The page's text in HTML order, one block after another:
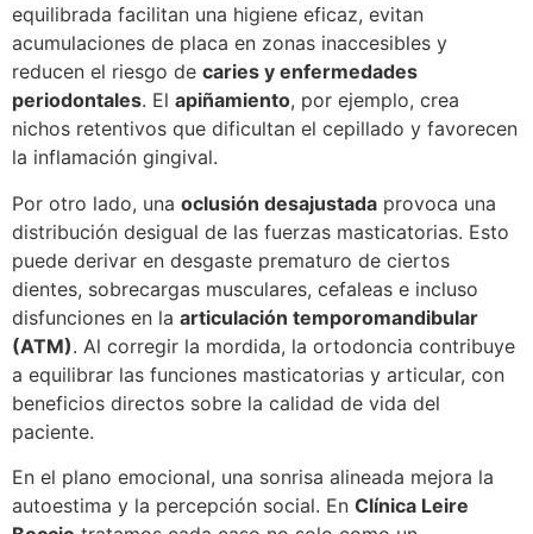
equilibrada facilitan una higiene eficaz, evitan
acumulaciones de placa en zonas inaccesibles y
reducen el riesgo de caries y enfermedades
periodontales. El apiñamiento, por ejemplo, crea
nichos retentivos que dificultan el cepillado y favorecen
la inflamación gingival.
Por otro lado, una oclusión desajustada provoca una
distribución desigual de las fuerzas masticatorias. Esto
puede derivar en desgaste prematuro de ciertos
dientes, sobrecargas musculares, cefaleas e incluso
disfunciones en la articulación temporomandibular
(ATM). Al corregir la mordida, la ortodoncia contribuye
a equilibrar las funciones masticatorias y articular, con
beneficios directos sobre la calidad de vida del
paciente.
En el plano emocional, una sonrisa alineada mejora la
autoestima y la percepción social. En Clínica Leire